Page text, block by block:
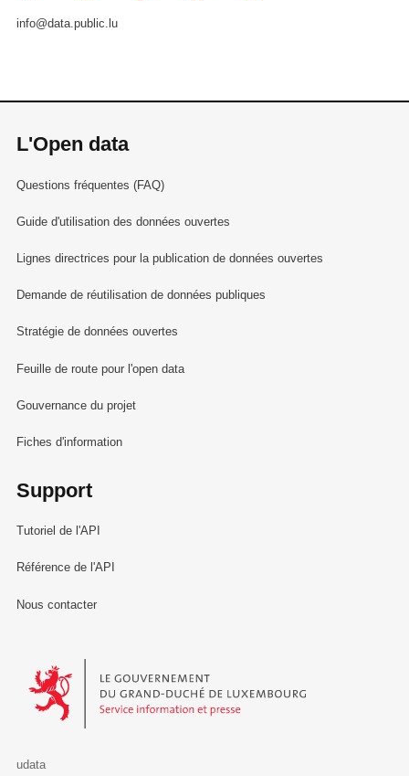
info@data.public.lu
L'Open data
Questions fréquentes (FAQ)
Guide d'utilisation des données ouvertes
Lignes directrices pour la publication de données ouvertes
Demande de réutilisation de données publiques
Stratégie de données ouvertes
Feuille de route pour l'open data
Gouvernance du projet
Fiches d'information
Support
Tutoriel de l'API
Référence de l'API
Nous contacter
Le Gouvernement du Grand-Duché de Luxembourg - Service
udata